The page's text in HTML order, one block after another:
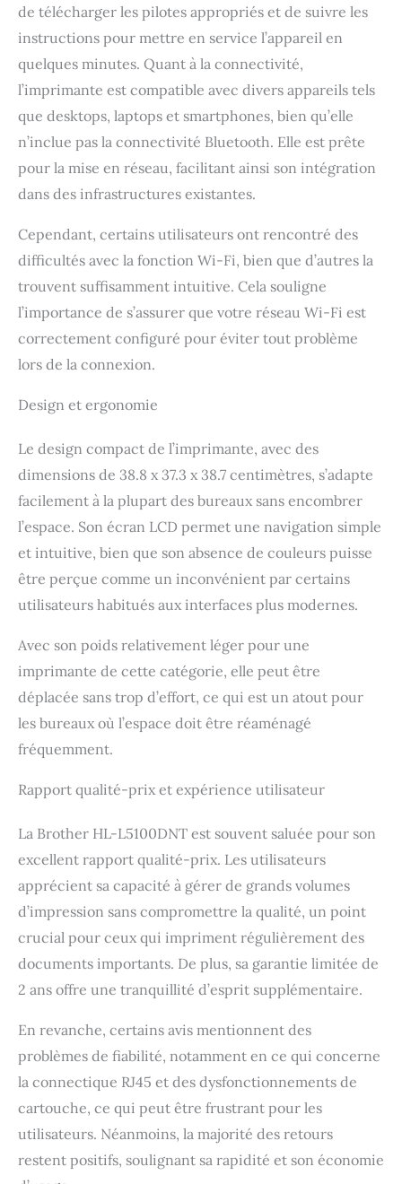
de télécharger les pilotes appropriés et de suivre les
instructions pour mettre en service l’appareil en
quelques minutes. Quant à la connectivité,
l’imprimante est compatible avec divers appareils tels
que desktops, laptops et smartphones, bien qu’elle
n’inclue pas la connectivité Bluetooth. Elle est prête
pour la mise en réseau, facilitant ainsi son intégration
dans des infrastructures existantes.
Cependant, certains utilisateurs ont rencontré des
difficultés avec la fonction Wi-Fi, bien que d’autres la
trouvent suffisamment intuitive. Cela souligne
l’importance de s’assurer que votre réseau Wi-Fi est
correctement configuré pour éviter tout problème
lors de la connexion.
Design et ergonomie
Le design compact de l’imprimante, avec des
dimensions de 38.8 x 37.3 x 38.7 centimètres, s’adapte
facilement à la plupart des bureaux sans encombrer
l’espace. Son écran LCD permet une navigation simple
et intuitive, bien que son absence de couleurs puisse
être perçue comme un inconvénient par certains
utilisateurs habitués aux interfaces plus modernes.
Avec son poids relativement léger pour une
imprimante de cette catégorie, elle peut être
déplacée sans trop d’effort, ce qui est un atout pour
les bureaux où l’espace doit être réaménagé
fréquemment.
Rapport qualité-prix et expérience utilisateur
La Brother HL-L5100DNT est souvent saluée pour son
excellent rapport qualité-prix. Les utilisateurs
apprécient sa capacité à gérer de grands volumes
d’impression sans compromettre la qualité, un point
crucial pour ceux qui impriment régulièrement des
documents importants. De plus, sa garantie limitée de
2 ans offre une tranquillité d’esprit supplémentaire.
En revanche, certains avis mentionnent des
problèmes de fiabilité, notamment en ce qui concerne
la connectique RJ45 et des dysfonctionnements de
cartouche, ce qui peut être frustrant pour les
utilisateurs. Néanmoins, la majorité des retours
restent positifs, soulignant sa rapidité et son économie